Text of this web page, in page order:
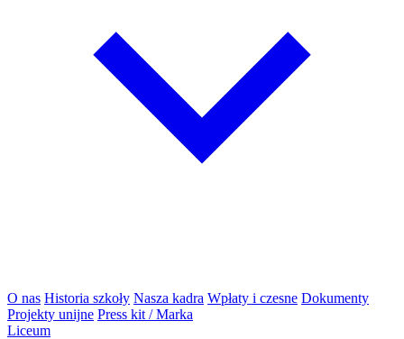
O nas Historia szkoły Nasza kadra Wpłaty i czesne Dokumenty
Projekty unijne Press kit / Marka
Liceum